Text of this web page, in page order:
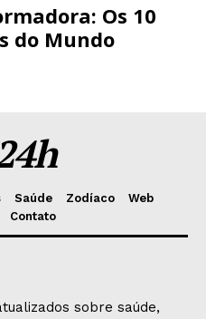
Os 10
do Mundo
Saúde Zodíaco
Web
Contato
sobre saúde,